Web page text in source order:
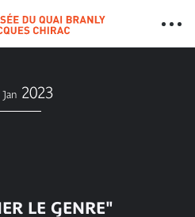
Jan 2023
LE GENRE"